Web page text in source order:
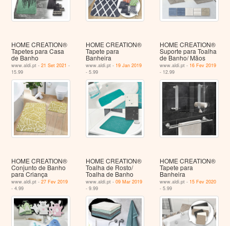
HOME CREATION®
Tapetes para Casa
de Banho
www.aldi.pt -21 Set 2021 -
15.99
HOME CREATION®
Tapete para
Banheira
www.aldi.pt - 19 Jan 2019
- 5.99
HOME CREATION®
Suporte para Toalha
de Banho/ Mãos
www.aldi.pt - 16 Fev 2019
- 12.99
HOME CREATION®
Conjunto de Banho
para Criança
www.aldi.pt -27 Fev 2019
- 4.99
HOME CREATION®
Toalha de Rosto/
Toalha de Banho
www.aldi.pt - 09 Mar 2019
- 9.99
HOME CREATION®
Tapete para
Banheira
www.aldi.pt - 15 Fev 2020
- 5.99